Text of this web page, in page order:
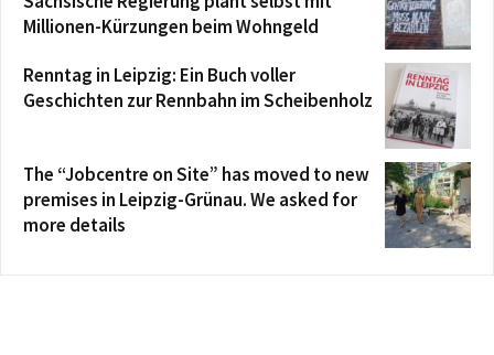
Millionen-Kürzungen beim Wohngeld
Renntag in Leipzig: Ein Buch voller
Geschichten zur Rennbahn im Scheibenholz
The “Jobcentre on Site” has moved to new
premises in Leipzig-Grünau. We asked for
more details